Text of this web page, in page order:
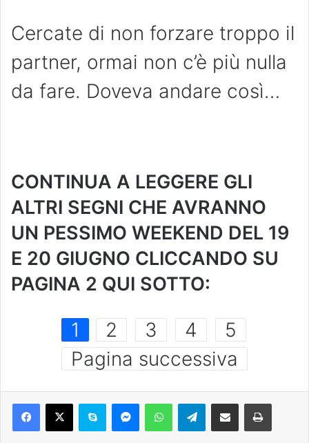
Cercate di non forzare troppo il
partner, ormai non c’è più nulla
da fare. Doveva andare così…
CONTINUA A LEGGERE GLI
ALTRI SEGNI CHE AVRANNO
UN PESSIMO WEEKEND DEL 19
E 20 GIUGNO CLICCANDO SU
PAGINA 2 QUI SOTTO:
1 2 3 4
5
Pagina successiva